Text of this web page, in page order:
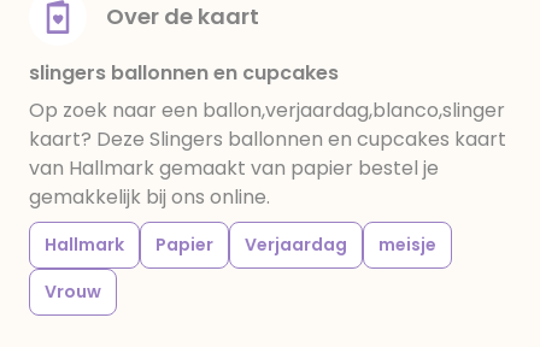
Over de kaart
slingers ballonnen en cupcakes
Op zoek naar een ballon,verjaardag,blanco,slinger
kaart? Deze Slingers ballonnen en cupcakes kaart
van Hallmark gemaakt van papier bestel je
gemakkelijk bij ons online.
Hallmark Papier Verjaardag
meisje
Vrouw